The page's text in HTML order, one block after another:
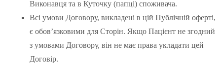
Виконавця та в Куточку (папці) споживача.
Всі умови Договору, викладені в цій Публічній оферті,
є обов’язковими для Сторін. Якщо Пацієнт не згодний
з умовами Договору, він не має права укладати цей
Договір.